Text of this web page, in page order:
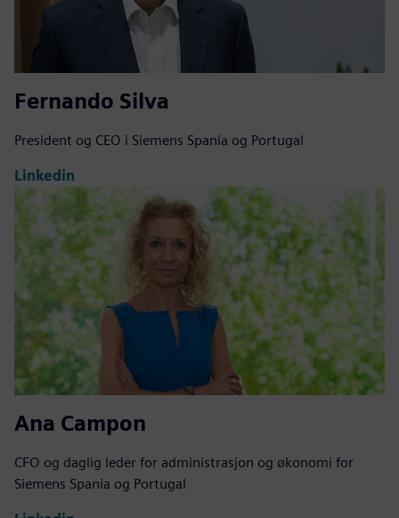
Fernando Silva
President og CEO i Siemens Spania og Portugal
Linkedin
Ana Campon
CFO og daglig leder for administrasjon og økonomi for
Siemens Spania og Portugal